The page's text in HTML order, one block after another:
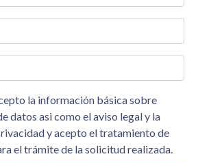
sobre
aviso legal y la
el tratamiento de
el trámite de la solicitud realizada.